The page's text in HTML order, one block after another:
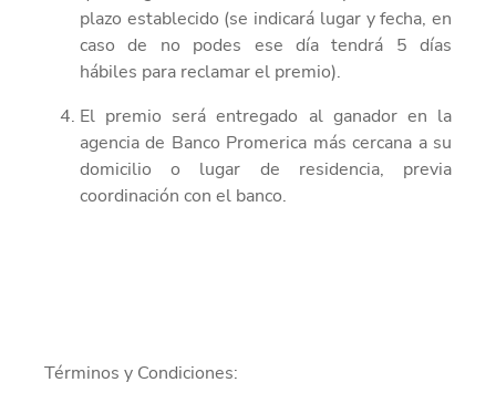
plazo establecido (se indicará lugar y fecha, en
caso de no podes ese díatendrá 5 días
hábiles para reclamar el premio).
El premio será entregado al ganador en la
agencia de Banco Promerica más cercana a su
domicilio o lugar de residencia, previa
coordinación con el banco.
Términos y Condiciones: